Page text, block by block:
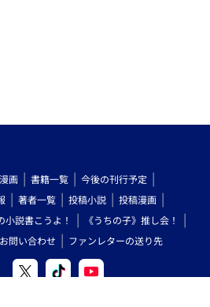
画 書籍一覧
今後の刊行予定
著者一覧 投稿小説
投稿漫画
小説書こうよ！
《うちの子》推し会！
お問い合わせ ファンレターの送り先